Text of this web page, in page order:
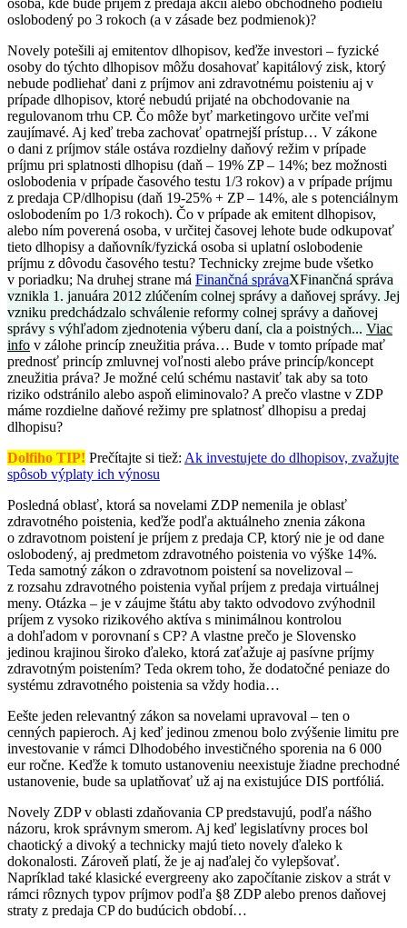
oslobodený po 3 rokoch (a v zásade bez podmienok)?
Novely potešili aj emitentov dlhopisov, keďže investori – fyzické
osoby do týchto dlhopisov môžu dosahovať kapitálový zisk, ktorý
nebude podliehať dani z príjmov ani zdravotnému poisteniu aj v
prípade dlhopisov, ktoré nebudú prijaté na obchodovanie na
regulovanom trhu CP. Čo môže byť marketingovo určite veľmi
zaujímavé. Aj keď treba zachovať opatrnejší prístup… V zákone
o dani z príjmov stále ostáva rozdielny daňový režim v prípade
príjmu pri splatnosti dlhopisu (daň – 19% ZP – 14%; bez možnosti
oslobodenia v prípade časového testu 1/3 rokov) a v prípade príjmu
z predaja CP/dlhopisu (daň 19-25% + ZP – 14%, ale s potenciálnym
oslobodením po 1/3 rokoch). Čo v prípade ak emitent dlhopisov,
alebo ním poverená osoba, v určitej časovej lehote bude odkupovať
tieto dlhopisy a daňovník/fyzická osoba si uplatní oslobodenie
príjmu z dôvodu časového testu? Technicky zrejme bude všetko
v poriadku; Na druhej strane má Finančná správaXFinančná správa
vznikla 1. januára 2012 zlúčením colnej správy a daňovej správy. Jej
vzniku predchádzalo schválenie reformy colnej správy a daňovej
správy s výhľadom zjednotenia výberu daní, cla a poistných... Viac
info v zálohe princíp zneužitia práva… Bude v tomto prípade mať
prednosť princíp zmluvnej voľnosti alebo práve princíp/koncept
zneužitia práva? Je možné celú schému nastaviť tak aby sa toto
riziko odstránilo alebo aspoň eliminovalo? A prečo vlastne v ZDP
máme rozdielne daňové režimy pre splatnosť dlhopisu a predaj
dlhopisu?
Dolfiho TIP! Prečítajte si tiež: Ak investujete do dlhopisov, zvažujte
spôsob výplaty ich výnosu
Posledná oblasť, ktorá sa novelami ZDP nemenila je oblasť
zdravotného poistenia, keďže podľa aktuálneho znenia zákona
o zdravotnom poistení je príjem z predaja CP, ktorý nie je od dane
oslobodený, aj predmetom zdravotného poistenia vo výške 14%.
Teda samotný zákon o zdravotnom poistení sa novelizoval –
z rozsahu zdravotného poistenia vyňal príjem z predaja virtuálnej
meny. Otázka – je v záujme štátu aby takto odvodovo zvýhodnil
príjem z vysoko rizikového aktíva s minimálnou kontrolou
a dohľadom v porovnaní s CP? A vlastne prečo je Slovensko
jedinou krajinou široko ďaleko, ktorá zaťažuje aj pasívne príjmy
zdravotným poistením? Teda okrem toho, že dodatočné peniaze do
systému zdravotného poistenia sa vždy hodia…
Eešte jeden relevantný zákon sa novelami upravoval – ten o
cenných papieroch. Aj keď jedinou zmenou bolo zvýšenie limitu pre
investovanie v rámci Dlhodobého investičného sporenia na 6 000
eur ročne. Keďže k tomuto ustanoveniu neexistuje žiadne prechodné
ustanovenie, bude sa uplatňovať už aj na existujúce DIS portfóliá.
Novely ZDP v oblasti zdaňovania CP predstavujú, podľa nášho
názoru, krok správnym smerom. Aj keď legislatívny proces bol
chaotický a divoký a technicky majú tieto novely ďaleko k
dokonalosti. Zároveň platí, že je aj naďalej čo vylepšovať.
Napríklad také klasické evergreeny ako započítanie ziskov a strát v
rámci rôznych typov príjmov podľa §8 ZDP alebo prenos daňovej
straty z predaja CP do budúcich období…